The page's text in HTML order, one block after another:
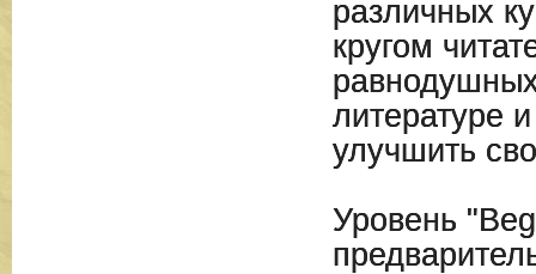
различных
кругом
литературе
улучшить
Уровень